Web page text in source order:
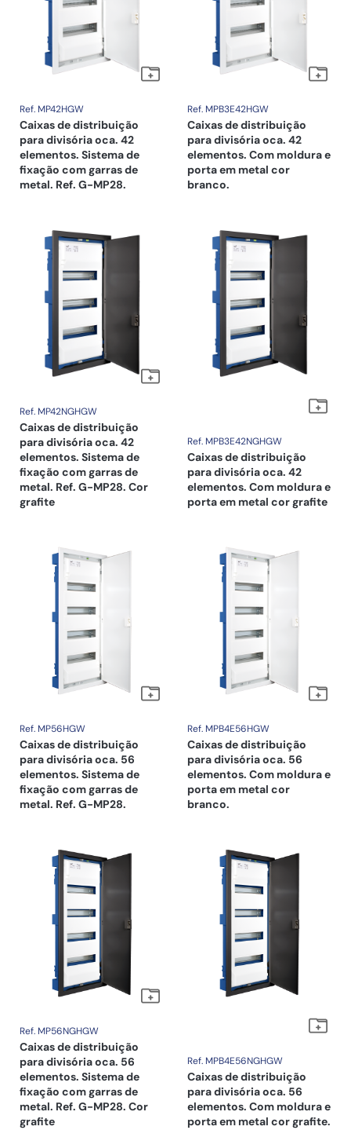
Ref. MP42HGW
Caixas de distribuição
para divisória oca. 42
elementos. Sistema de
fixação com garras de
metal. Ref. G-MP28.
Ref. MPB3E42HGW
Caixas de distribuição
para divisória oca. 42
elementos. Com moldura e
porta em metal cor
branco.
Ref. MP42NGHGW
Caixas de distribuição
para divisória oca. 42
elementos. Sistema de
fixação com garras de
metal. Ref. G-MP28. Cor
grafite
Ref. MPB3E42NGHGW
Caixas de distribuição
para divisória oca. 42
elementos. Com moldura e
porta em metal cor grafite
Ref. MP56HGW
Caixas de distribuição
para divisória oca. 56
elementos. Sistema de
fixação com garras de
metal. Ref. G-MP28.
Ref. MPB4E56HGW
Caixas de distribuição
para divisória oca. 56
elementos. Com moldura e
porta em metal cor
branco.
Ref. MP56NGHGW
Caixas de distribuição
para divisória oca. 56
elementos. Sistema de
fixação com garras de
metal. Ref. G-MP28. Cor
grafite
Ref. MPB4E56NGHGW
Caixas de distribuição
para divisória oca. 56
elementos. Com moldura e
porta em metal cor grafite.